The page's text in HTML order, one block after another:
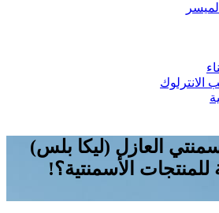
الانترلوك
العازل (ليكا بلس)
الأسمنتية؟!